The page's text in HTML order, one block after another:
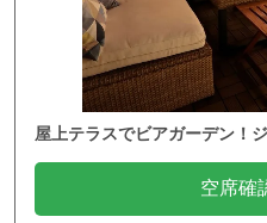
屋上テラスでビアガーデン！
空席確